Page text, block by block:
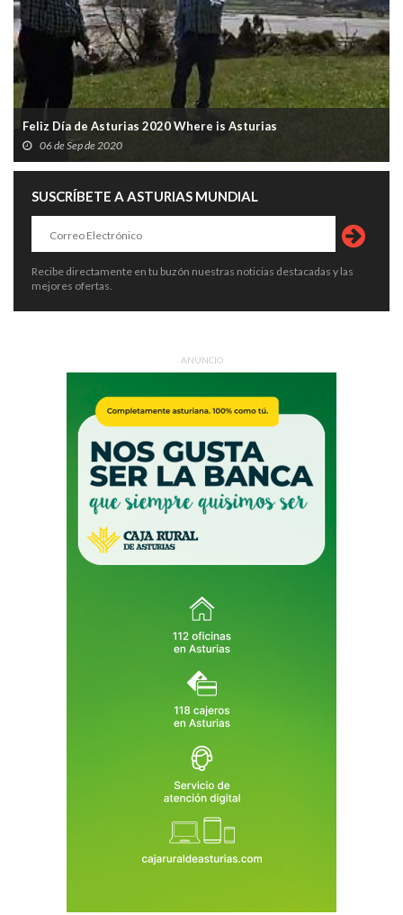
Feliz Día de Asturias 2020 Where is Asturias
06 de Sep de 2020
SUSCRÍBETE A ASTURIAS MUNDIAL
Recibe directamente en tu buzón nuestras noticias destacadas y las
mejores ofertas.
ANUNCIO